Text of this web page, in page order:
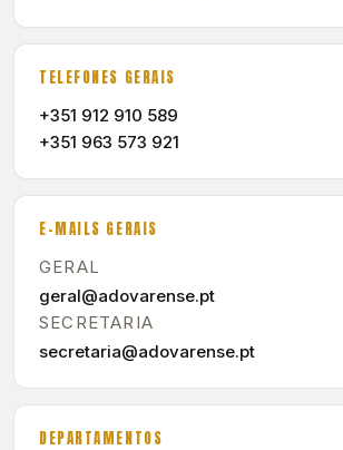
TELEFONES GERAIS
+351 912 910 589
+351 963 573 921
E-MAILS GERAIS
GERAL
geral@adovarense.pt
SECRETARIA
secretaria@adovarense.pt
DEPARTAMENTOS